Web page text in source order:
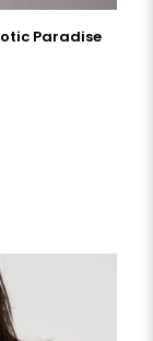
Paradise